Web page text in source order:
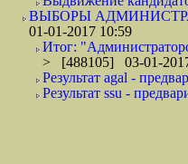
ВЫБОРЫ
01-01-2017 10:59
Итог:
> [488105] 03-01-
Результат agal -
Результат ssu -